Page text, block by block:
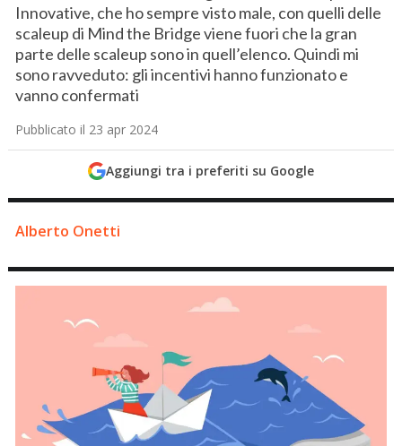
Innovative, che ho sempre visto male, con quelli delle
scaleup di Mind the Bridge viene fuori che la gran
parte delle scaleup sono in quell’elenco. Quindi mi
sono ravveduto: gli incentivi hanno funzionato e
vanno confermati
Pubblicato il 23 apr 2024
Aggiungi tra i preferiti su Google
Alberto Onetti